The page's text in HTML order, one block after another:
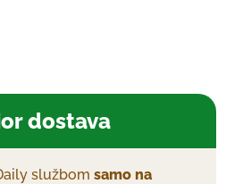
dostava
službom samo na